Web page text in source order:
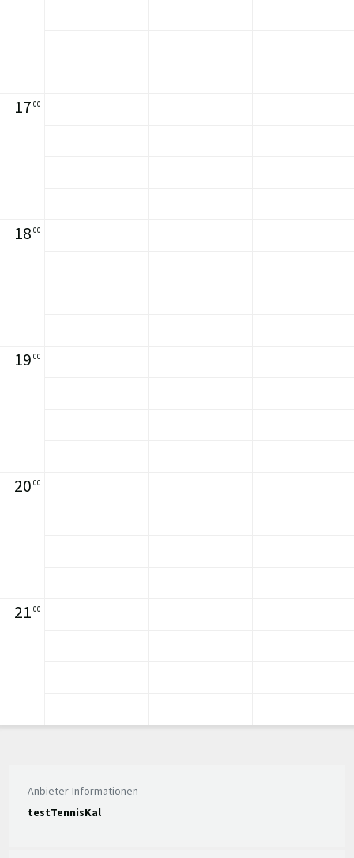
17 00
18 00
19 00
20 00
21 00
Anbieter-Informationen
testTennisKal